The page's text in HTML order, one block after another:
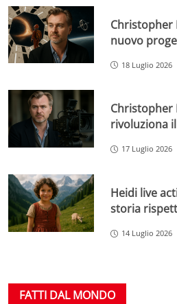
Christopher
nuovo
18 Luglio 2026
Christopher
rivoluziona
17 Luglio 2026
Heidi live
storia
14 Luglio 2026
FATTI DAL MONDO